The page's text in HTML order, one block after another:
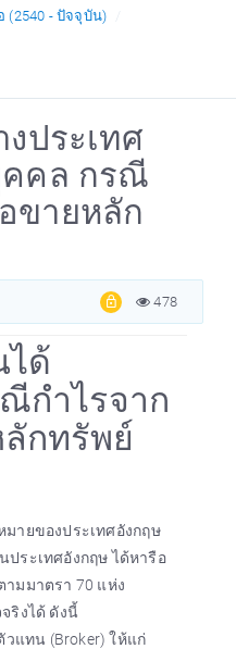
(2540 - ปัจจุบัน)
ประเทศ
คคล กรณี
ขายหลัก
478
ได้
กำไรจาก
กทรัพย์
ายของประเทศอังกฤษ
ระเทศอังกฤษ ได้หารือ
ามมาตรา 70 แห่ง
ริงได้ ดังนี้
วแทน (Broker) ให้แก่